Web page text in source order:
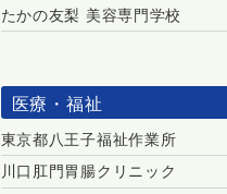
たかの友梨 美容専門学校
医療・福祉
東京都八王子福祉作業所
川口肛門胃腸クリニック